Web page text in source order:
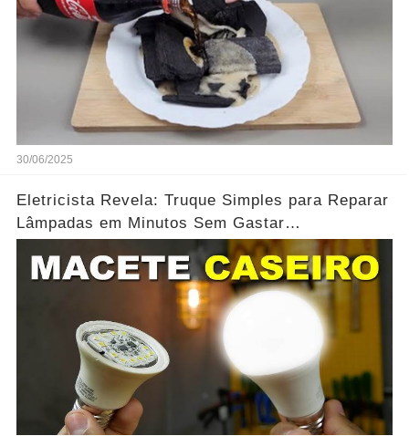
30/06/2025
Eletricista Revela: Truque Simples para Reparar
Lâmpadas em Minutos Sem Gastar